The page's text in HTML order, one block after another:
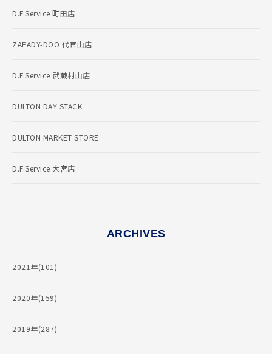
D.F.Service 町田店
ZAPADY-DOO 代官山店
D.F.Service 武蔵村山店
DULTON DAY STACK
DULTON MARKET STORE
D.F.Service 大宮店
ARCHIVES
2021年(101)
2020年(159)
2019年(287)